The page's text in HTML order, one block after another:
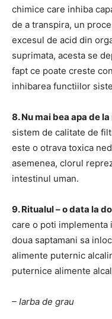
chimice care inhiba
de a transpira, un
excesul de acid din
suprimata, acesta se
fapt ce poate creste
inhibarea functiilor
8. Nu mai bea apa de
sistem de calitate de
este o otrava toxica
asemenea, clorul
intestinul uman.
9. Ritualul – o data la
care o poti implementa
doua saptamani sa
alimente puternic
puternice alimente
– Iarba de grau